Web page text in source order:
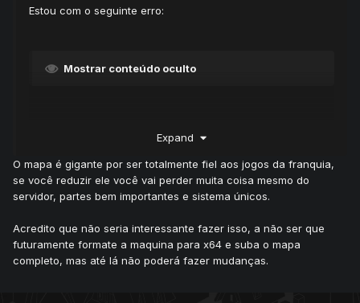
Estou com o seguinte erro:
Mostrar conteúdo oculto
Se eu reduzir o mapa, deletar parte dele, esse problema
será solucionado?
Expand
O mapa é gigante por ser totalmente fiel aos jogos da franquia,
se você reduzir ele você vai perder muita coisa mesmo do
servidor, partes bem importantes e sistema únicos.
Acredito que não seria interessante fazer isso, a não ser que
futuramente formate a maquina para x64 e suba o mapa
completo, mas até lá não poderá fazer mudanças.